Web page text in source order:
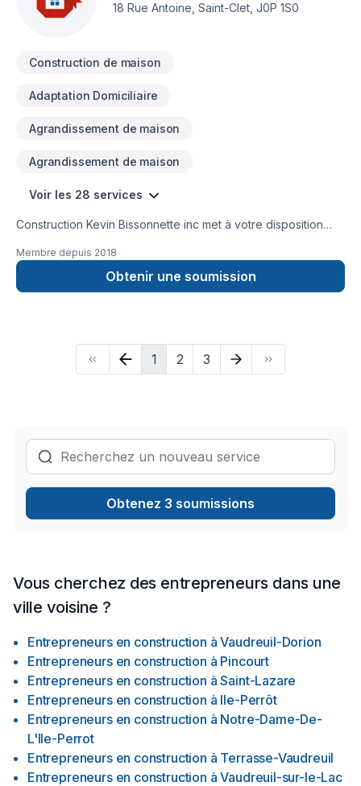
18 Rue Antoine, Saint-Clet, J0P 1S0
Construction de maison
Adaptation Domiciliaire
Agrandissement de maison
Agrandissement de maison
Voir les 28 services
Construction Kevin Bissonnette inc met à votre disposition
sinistre, Commercial, Construction, Cuisine, Garage,
Rénovation générale, Salle de bain, Sous-sol pour embellir
vos espaces à Eastern Ontario,Montérégie,Montréal. Nous
projet à une équipe qui a à cœur votre satisfaction. Notre
engagement est simple : offrir un service d'exception, centré
sur vos besoins et vos aspirations.
Membre depuis 2018
Obtenir une soumission
1 2 3
Obtenez 3 soumissions
Vous cherchez des entrepreneurs dans une
ville voisine ?
Entrepreneurs en construction à Vaudreuil-Dorion
Entrepreneurs en construction à Pincourt
Entrepreneurs en construction à Saint-Lazare
Entrepreneurs en construction à Ile-Perrôt
Entrepreneurs en construction à Notre-Dame-De-
L'Ile-Perrot
Entrepreneurs en construction à Terrasse-Vaudreuil
Entrepreneurs en construction à Vaudreuil-sur-le-Lac